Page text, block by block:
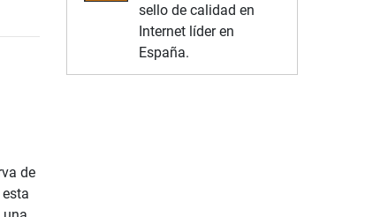
de
sello de calidad en
Internet líder en
España.